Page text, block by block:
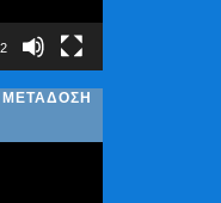
ΜΕΤΆΔΟΣΗ